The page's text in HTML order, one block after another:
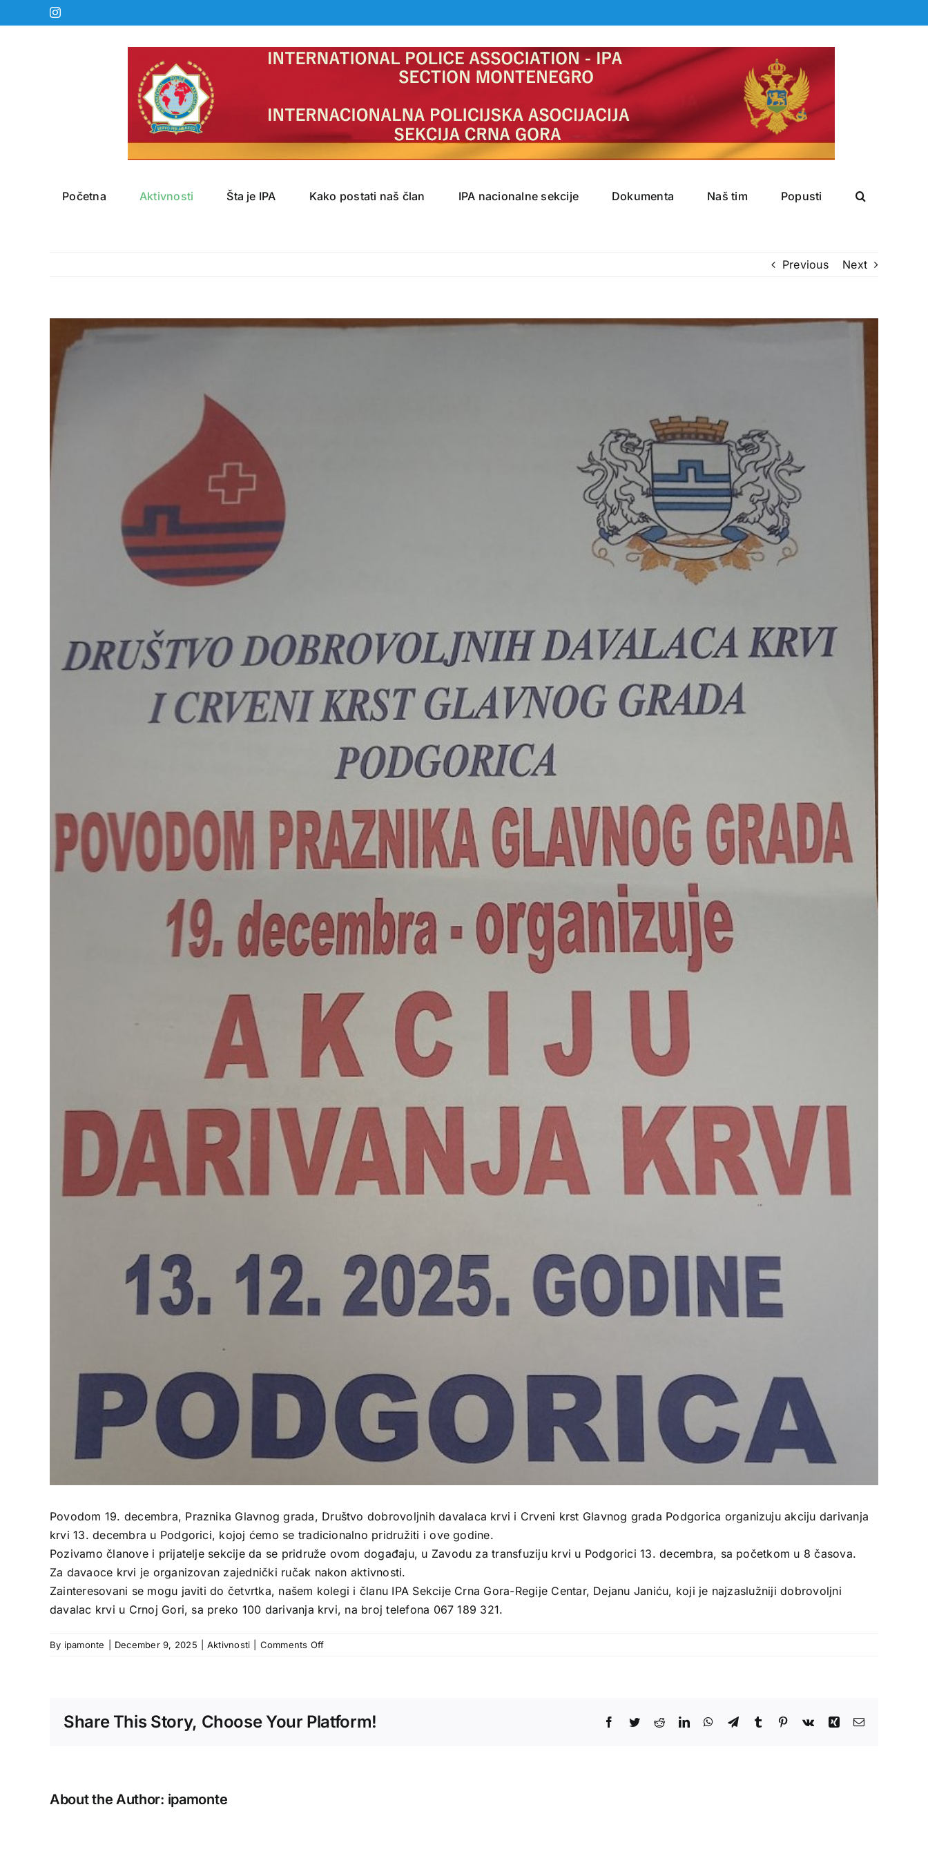
to
Instagram
Početna Aktivnosti Šta je IPA Kako postati naš član IPA nacionalne sekcije Dokumenta Naš tim Popusti
Previous Next
Larger
Image
Povodom 19. decembra, Praznika Glavnog grada, Društvo dobrovoljnih davalaca krvi i Crveni krst Glavnog grada Podgorica organizuju akciju darivanja
krvi 13. decembra u Podgorici, kojoj ćemo se tradicionalno pridružiti i ove godine.
Pozivamo članove i prijatelje sekcije da se pridruže ovom događaju, u Zavodu za transfuziju krvi u Podgorici 13. decembra, sa početkom u 8 časova.
Za davaoce krvi je organizovan zajednički ručak nakon aktivnosti.
Zainteresovani se mogu javiti do četvrtka, našem kolegi i članu IPA Sekcije Crna Gora-Regije Centar, Dejanu Janiću, koji je najzaslužniji dobrovoljni
davalac krvi u Crnoj Gori, sa preko 100 darivanja krvi, na broj telefona 067 189 321.
By ipamonte December 9, 2025 Aktivnosti Comments Offon
Share This Story, Choose Your Platform! Facebook
TwitterRedditLinkedInWhatsApp
TelegramTumblr Pinterest
Vk Xing Email
About the Author: ipamonte